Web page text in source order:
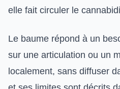
elle fait circuler le
Le baume répond à un
sur une articulation ou un
localement, sans diffuser